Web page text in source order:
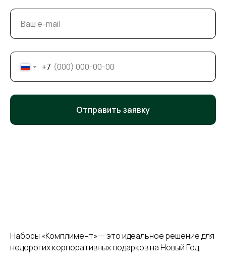
+7
Отправить заявку
Наборы «Комплимент» — это идеальное решение для
недорогих корпоративных подарков на Новый Год.